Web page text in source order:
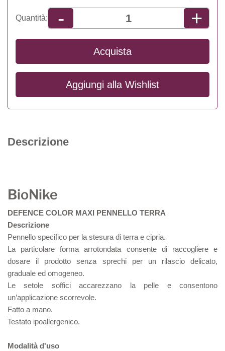
Quantità: - +
Acquista
Aggiungi alla Wishlist
Descrizione
BioNike
DEFENCE COLOR MAXI PENNELLO TERRA
Descrizione
Pennello specifico per la stesura di terra e cipria.
La particolare forma arrotondata consente di raccogliere e
dosare il prodotto senza sprechi per un rilascio delicato,
graduale ed omogeneo.
Le setole soffici accarezzano la pelle e consentono
un’applicazione scorrevole.
Fatto a mano.
Testato ipoallergenico.
Modalità d'uso